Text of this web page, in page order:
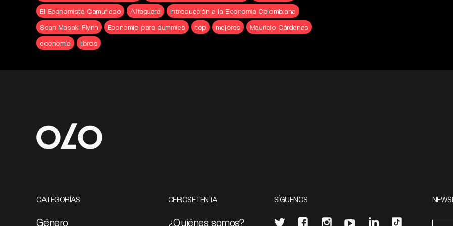
El Economista Camuflado
Alfaguara
Introducción a la Economía Colombiana
Sean Masaki Flynn
Economía para dummies top mejores
Mauricio Cárdenas
economía
libros
CATEGORÍAS
Género
CEROSETENTA
¿Quiénes somos?
SÍGUENOS